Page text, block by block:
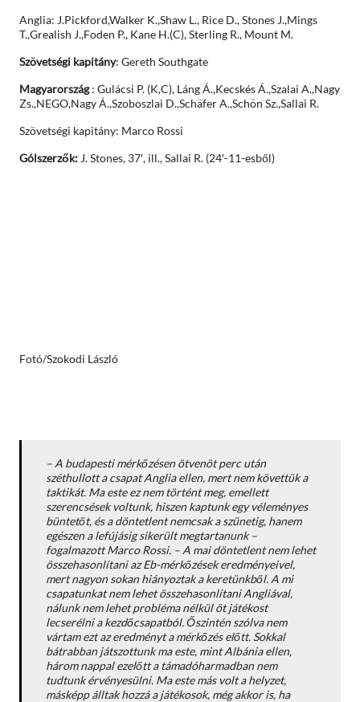
Anglia: J.Pickford,Walker K.,Shaw L., Rice D., Stones J.,Mings
T.,Grealish J.,Foden P., Kane H.(C), Sterling R., Mount M.
Szövetségi kapitány: Gereth Southgate
Magyarország: Gulácsi P. (K,C), Láng Á.,Kecskés Á.,Szalai A.,Nagy
Zs.,NEGO,Nagy Á.,Szoboszlai D.,Schäfer A.,Schön Sz.,Sallai R.
Szövetségi kapitány: Marco Rossi
Gólszerzők:J. Stones, 37′, ill., Sallai R. (24′-11-esből)
Fotó/Szokodi László
– A budapesti mérkőzésen ötvenöt perc után
széthullott a csapat Anglia ellen, mert nem követtük a
taktikát. Ma este ez nem történt meg, emellett
szerencsések voltunk, hiszen kaptunk egy véleményes
büntetőt, és a döntetlent nemcsak a szünetig, hanem
egészen a lefújásig sikerült megtartanunk –
fogalmazott Marco Rossi. – A mai döntetlent nem lehet
összehasonlítani az Eb-mérkőzések eredményeivel,
mert nagyon sokan hiányoztak a keretünkből. A mi
csapatunkat nem lehet összehasonlítani Angliával,
nálunk nem lehet probléma nélkül öt játékost
lecserélni a kezdőcsapatból. Őszintén szólva nem
vártam ezt az eredményt a mérkőzés előtt. Sokkal
bátrabban játszottunk ma este, mint Albánia ellen,
három nappal ezelőtt a támadóharmadban nem
tudtunk érvényesülni. Ma este más volt a helyzet,
másképp álltak hozzá a játékosok, még akkor is, ha